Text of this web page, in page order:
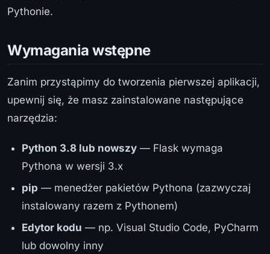
Pythonie.
Wymagania wstępne
Zanim przystąpimy do tworzenia pierwszej aplikacji,
upewnij się, że masz zainstalowane następujące
narzędzia:
Python 3.8 lub nowszy — Flask wymaga
Pythona w wersji 3.x
pip — menedżer pakietów Pythona (zazwyczaj
instalowany razem z Pythonem)
Edytor kodu — np. Visual Studio Code, PyCharm
lub dowolny inny